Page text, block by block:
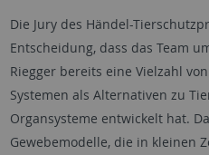
Die Jury des Händel-
Entscheidung, dass das Team
Riegger bereits eine Vielzahl von
Systemen als Alternativen zu
Organsysteme entwickelt hat.
Gewebemodelle, die in kleinen